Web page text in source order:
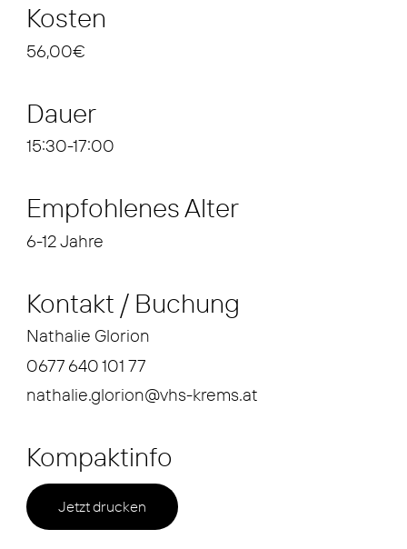
Kosten
56,00€
Dauer
15:30-17:00
Empfohlenes Alter
6-12 Jahre
Kontakt / Buchung
Nathalie Glorion
0677 640 101 77
nathalie.glorion@vhs-krems.at
Kompaktinfo
Jetzt drucken